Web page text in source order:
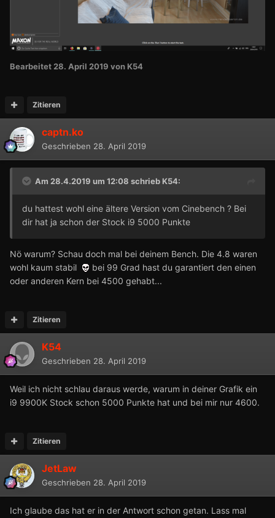
Bearbeitet 28. April 2019 von K54
Zitieren
captn.ko
Geschrieben 28. April 2019
Am 28.4.2019 um 12:08 schriebK54:
du hattest wohl eine ältere Version vom Cinebench ? Bei
dir hat ja schon der Stock i9 5000 Punkte
Nö warum? Schau doch mal bei deinem Bench. Die 4.8 waren
wohl kaum stabil
bei 99 Grad hast du garantiert den einen
oder anderen Kern bei 4500 gehabt...
Zitieren
K54
Geschrieben 28. April 2019
Weil ich nicht schlau daraus werde, warum in deiner Grafik ein
i9 9900K Stock schon 5000 Punkte hat und bei mir nur 4600.
Zitieren
JetLaw
Geschrieben 28. April 2019
Ich glaube das hat er in der Antwort schon getan. Lass mal